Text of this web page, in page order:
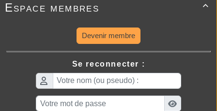

Espace membres
Devenir membre
Se reconnecter :